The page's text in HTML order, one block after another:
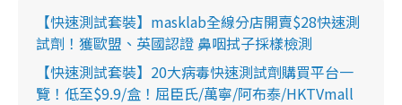
【快速測試套裝】masklab全線分店開賣$28快速測
試劑！獲歐盟、英國認證 鼻咽拭子採樣檢測
【快速測試套裝】20大病毒快速測試劑購買平台一
覽！低至$9.9/盒！屈臣氏/萬寧/阿布泰/HKTVmall